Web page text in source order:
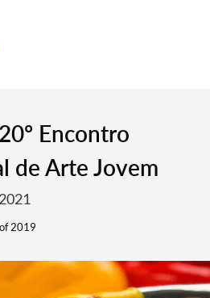
Encontro
de Arte Jovem
2019